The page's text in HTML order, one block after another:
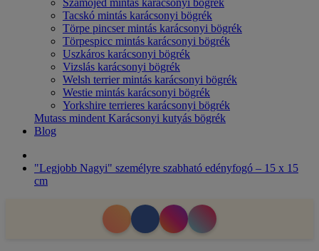
Szamojéd mintás karácsonyi bögrék
Tacskó mintás karácsonyi bögrék
Törpe pincser mintás karácsonyi bögrék
Törpespicc mintás karácsonyi bögrék
Uszkáros karácsonyi bögrék
Vizslás karácsonyi bögrék
Welsh terrier mintás karácsonyi bögrék
Westie mintás karácsonyi bögrék
Yorkshire terrieres karácsonyi bögrék
Mutass mindent Karácsonyi kutyás bögrék
Blog
"Legjobb Nagyi" személyre szabható edényfogó – 15 x 15
cm